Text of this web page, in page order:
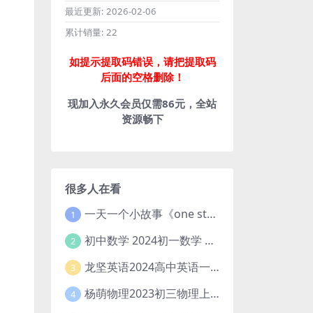
最近更新: 2026-02-06
累计销量: 22
如提示提取码错误，请把提取码
后面的空格删除！
现加入永久会员仅需86元，全站
资源畅下
很多人在看
1 一天一个小故事《one story a day》初中版 百度网盘分享下载
2 初中数学 2024初一数学 朱韬数学 S班春季下 A+班春季下 百度云网盘
3 龙坚英语2024高中英语一轮系统班(全国卷+北京卷)
4 杨萌物理2023初三物理上秋季A+班(视频+讲义) 百度网盘分享